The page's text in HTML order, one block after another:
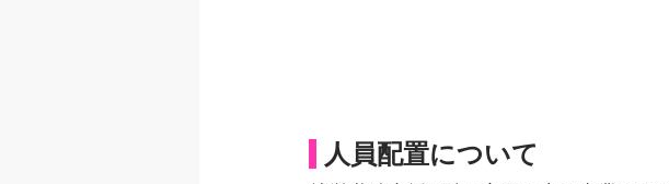
人員配置について